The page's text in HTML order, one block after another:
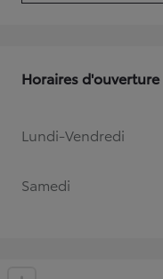
Horaires d'ouverture
Lundi-Vendredi
Samedi